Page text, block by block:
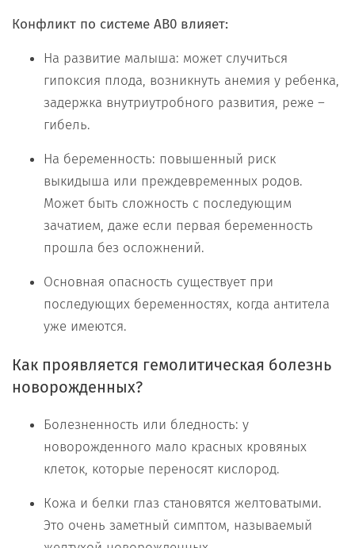
Конфликт по системе АВ0 влияет:
На развитие малыша: может случиться
гипоксия плода, возникнуть анемия у ребенка,
задержка внутриутробного развития, реже –
гибель.
На беременность: повышенный риск
выкидыша или преждевременных родов.
Может быть сложность с последующим
зачатием, даже если первая беременность
прошла без осложнений.
Основная опасность существует при
последующих беременностях, когда антитела
уже имеются.
Как проявляется гемолитическая болезнь
новорожденных?
Болезненность или бледность: у
новорожденного мало красных кровяных
клеток, которые переносят кислород.
Кожа и белки глаз становятся желтоватыми.
Это очень заметный симптом, называемый